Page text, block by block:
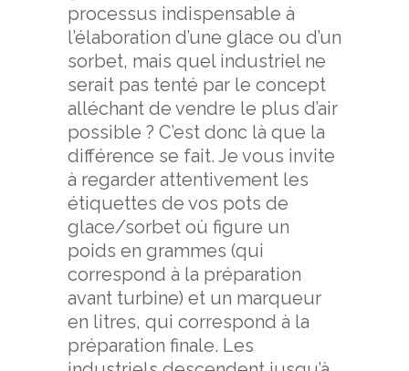
processus indispensable à
l’élaboration d’une glace ou d’un
sorbet, mais quel industriel ne
serait pas tenté par le concept
alléchant de vendre le plus d’air
possible ? C’est donc là que la
différence se fait. Je vous invite
à regarder attentivement les
étiquettes de vos pots de
glace/sorbet où figure un
poids en grammes (qui
correspond à la préparation
avant turbine) et un marqueur
en litres, qui correspond à la
préparation finale. Les